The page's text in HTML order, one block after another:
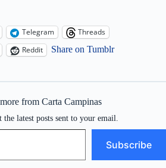
Telegram
Threads
Reddit Share on Tumblr
from Carta Campinas
the latest posts sent to your email.
Subscribe